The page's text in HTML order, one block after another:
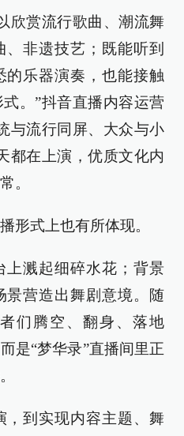
欣赏流行歌曲、潮流舞
非遗技艺；既能听到
的乐器演奏，也能接触
。”抖音直播内容运营
与流行同屏、大众与小
都在上演，优质文化内
。
形式上也有所体现。
上溅起细碎水花；背景
景营造出舞剧意境。随
们腾空、翻身、落地
是“梦华录”直播间里正
，到实现内容主题、舞